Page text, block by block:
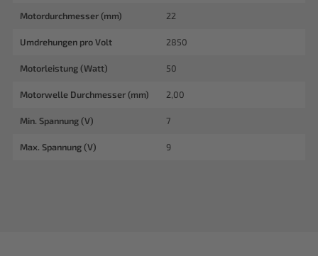
Motordurchmesser (mm) 22
Umdrehungen pro Volt 2850
Motorleistung (Watt) 50
Motorwelle Durchmesser (mm) 2,00
Min. Spannung (V) 7
Max. Spannung (V) 9